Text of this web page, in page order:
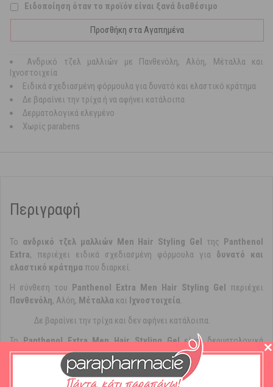
Ειδοποίηση όταν το προϊόν είναι ξανά διαθέσιμο
Προσθήκη στα Αγαπημένα
Ανδρικό τζελ μαλλιών με Πανθενόλη, Αλόη, Μέταλλα και
Ιχνοστοιχεία
Ειδικά σχεδιασμένη φόρμουλα για δυνατό και ελαστικό κράτημα
Δε βαραίνει την τρίχα ή να αφήνει κατάλοιπα
Δερματολογικά ελεγμένο
Χωρίς parabens
Περιγραφή
Το ανδρικό τζελ μαλλιών Μen Hair Styling Gel της Panthenol
Extra, περιέχει ειδικά σχεδιασμένη φόρμουλα για δυνατό και
ελαστικό κράτημα που διαρκεί.
Η σύνθεση του Panthenol Extra Μen Hair Styling Gel περιέχει
Πανθενόλη, Αλόη, Μέταλλα και Ιχνοστοιχεία.
Δε βαραίνει την τρίχα και δεν αφήνει κατάλοιπα.
ΤοPanthenol Extra Μen Hair Styling Gelείναι δερματολογικά
ελεγμένο και δεν περιέχει parabens.